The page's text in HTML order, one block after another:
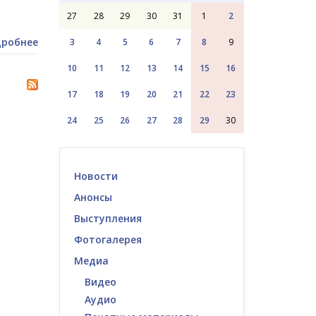
27 28 29 30 31 1 2
3 4 5 6 7 8 9
10 11 12 13 14 15 16
17 18 19 20 21 22 23
24 25 26 27 28 29 30
Новости
Анонсы
Выступления
Фотогалерея
Медиа
Видео
Аудио